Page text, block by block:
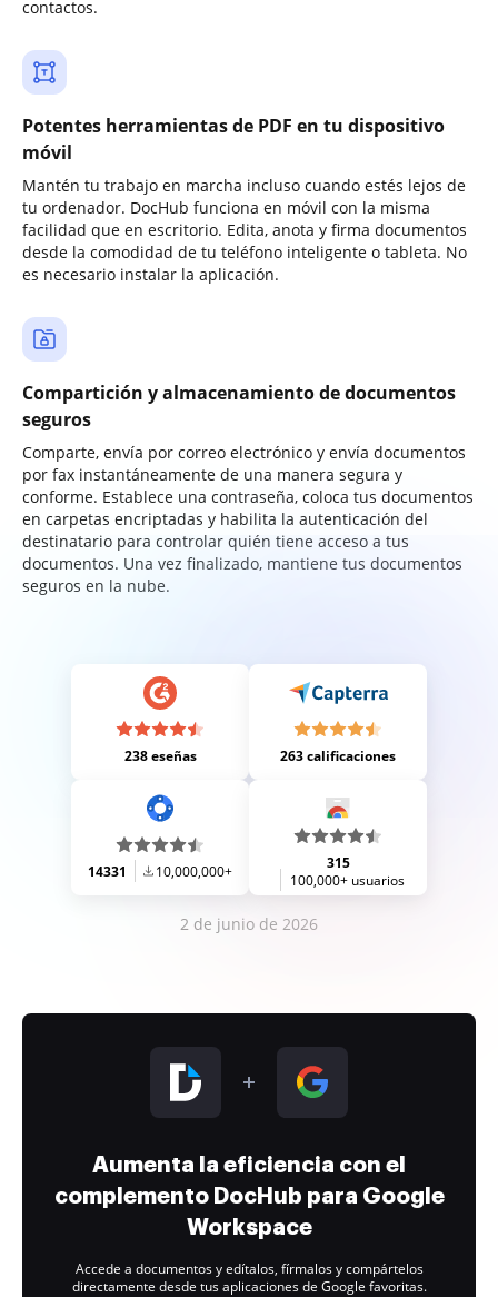
contactos.
Potentes herramientas de PDF en tu dispositivo
móvil
Mantén tu trabajo en marcha incluso cuando estés lejos de
tu ordenador. DocHub funciona en móvil con la misma
facilidad que en escritorio. Edita, anota y firma documentos
desde la comodidad de tu teléfono inteligente o tableta. No
es necesario instalar la aplicación.
Compartición y almacenamiento de documentos
seguros
Comparte, envía por correo electrónico y envía documentos
por fax instantáneamente de una manera segura y
conforme. Establece una contraseña, coloca tus documentos
en carpetas encriptadas y habilita la autenticación del
destinatario para controlar quién tiene acceso a tus
documentos. Una vez finalizado, mantiene tus documentos
seguros en la nube.
238 eseñas 263 calificaciones
14331 10,000,000+
315
100,000+ usuarios
2 de junio de 2026
Aumenta la eficiencia con el
complemento DocHub para Google
Workspace
Accede a documentos y edítalos, fírmalos y compártelos
directamente desde tus aplicaciones de Google favoritas.